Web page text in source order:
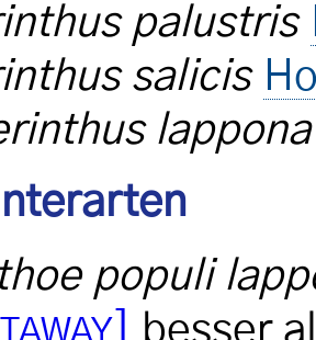
palustris
salicis
lappona
populi
] besser